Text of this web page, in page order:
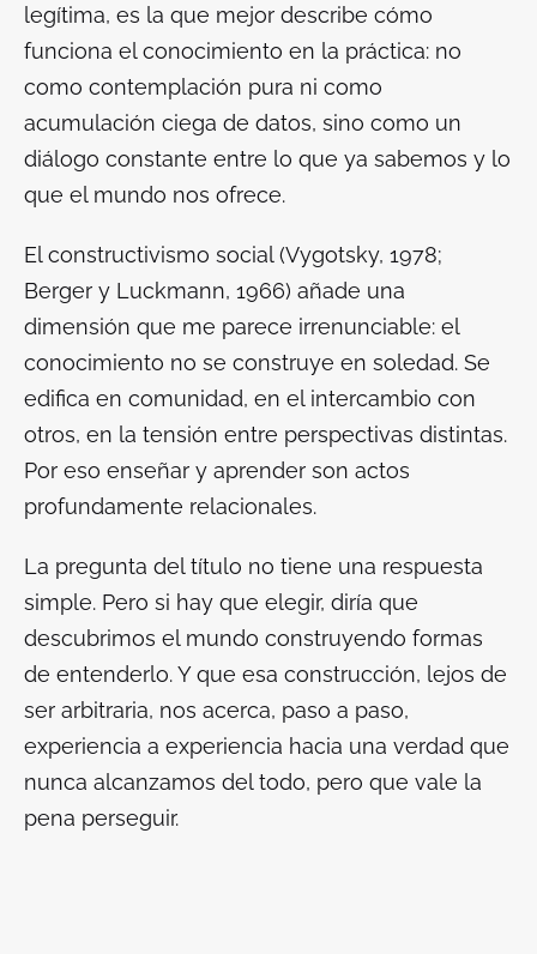
legítima, es la que mejor describe cómo
funciona el conocimiento en la práctica: no
como contemplación pura ni como
acumulación ciega de datos, sino como un
diálogo constante entre lo que ya sabemos y lo
que el mundo nos ofrece.
El constructivismo social (Vygotsky, 1978;
Berger y Luckmann, 1966) añade una
dimensión que me parece irrenunciable: el
conocimiento no se construye en soledad. Se
edifica en comunidad, en el intercambio con
otros, en la tensión entre perspectivas distintas.
Por eso enseñar y aprender son actos
profundamente relacionales.
La pregunta del título no tiene una respuesta
simple. Pero si hay que elegir, diría que
descubrimos el mundo construyendo formas
de entenderlo. Y que esa construcción, lejos de
ser arbitraria, nos acerca, paso a paso,
experiencia a experiencia hacia una verdad que
nunca alcanzamos del todo, pero que vale la
pena perseguir.